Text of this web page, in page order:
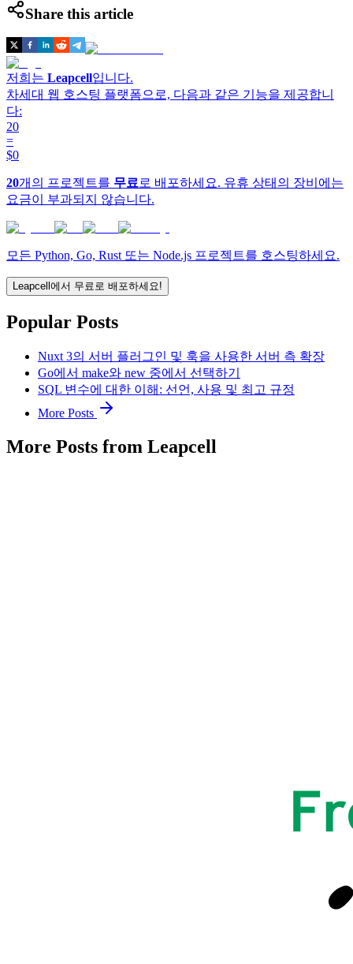
Share this article
저희는 Leapcell입니다.
차세대 웹 호스팅 플랫폼으로, 다음과 같은 기능을 제공합니
다:
20
=
$0
20개의 프로젝트를 무료 로 배포하세요. 유휴 상태의 장비에는
요금이 부과되지 않습니다.
모든 Python, Go, Rust 또는 Node.js 프로젝트를 호스팅하세요.
Leapcell에서 무료로 배포하세요!
Popular Posts
Nuxt 3의 서버 플러그인 및 훅을 사용한 서버 측 확장
Go에서 make와 new 중에서 선택하기
SQL 변수에 대한 이해: 선언, 사용 및 최고 규정
More Posts
More Posts from Leapcell